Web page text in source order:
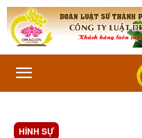
HÌNH SỰ